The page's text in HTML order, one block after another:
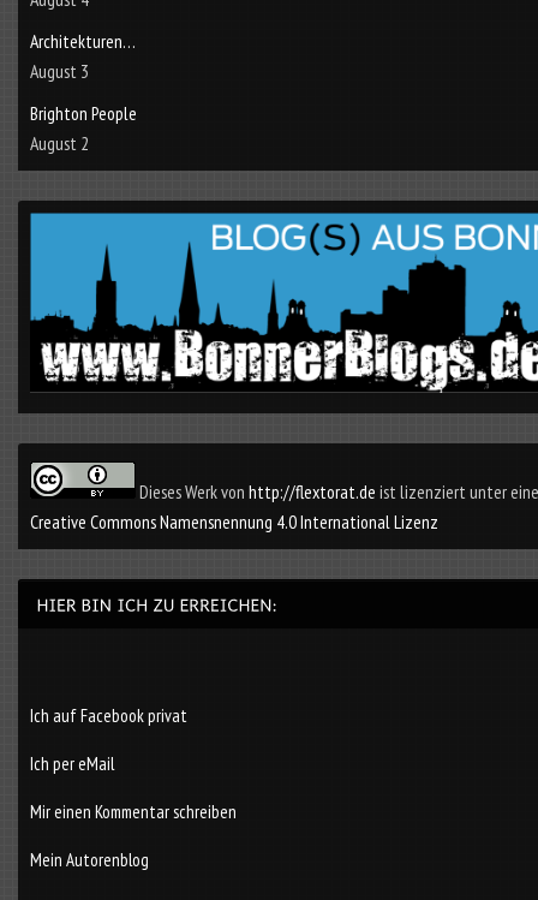
Architekturen…
August 3
Brighton People
August 2
Dieses Werk von http://flextorat.de ist lizenziert unter
Creative Commons Namensnennung 4.0 International Lizenz
Ich auf Facebook privat
Ich per eMail
Mir einen Kommentar schreiben
Mein Autorenblog